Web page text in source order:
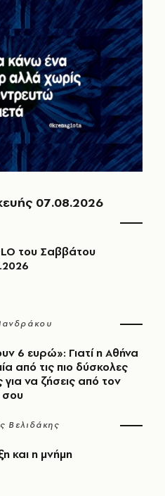
07.08.2026
του Σαββάτου
6 ευρώ»: Γιατί η Αθήνα
από τις πιο δύσκολες
για να ζήσεις από τον
σου
Βελιδάκης
και η μνήμη